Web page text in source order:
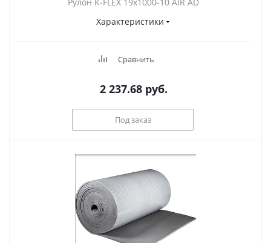
Рулон K-FLEX 19x1000-10 AIR AD
Характеристики
Сравнить
2 237.68руб.
Под заказ